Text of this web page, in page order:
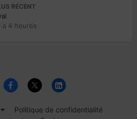
RÉCENT
a 4 heures
Politique de confidentialité